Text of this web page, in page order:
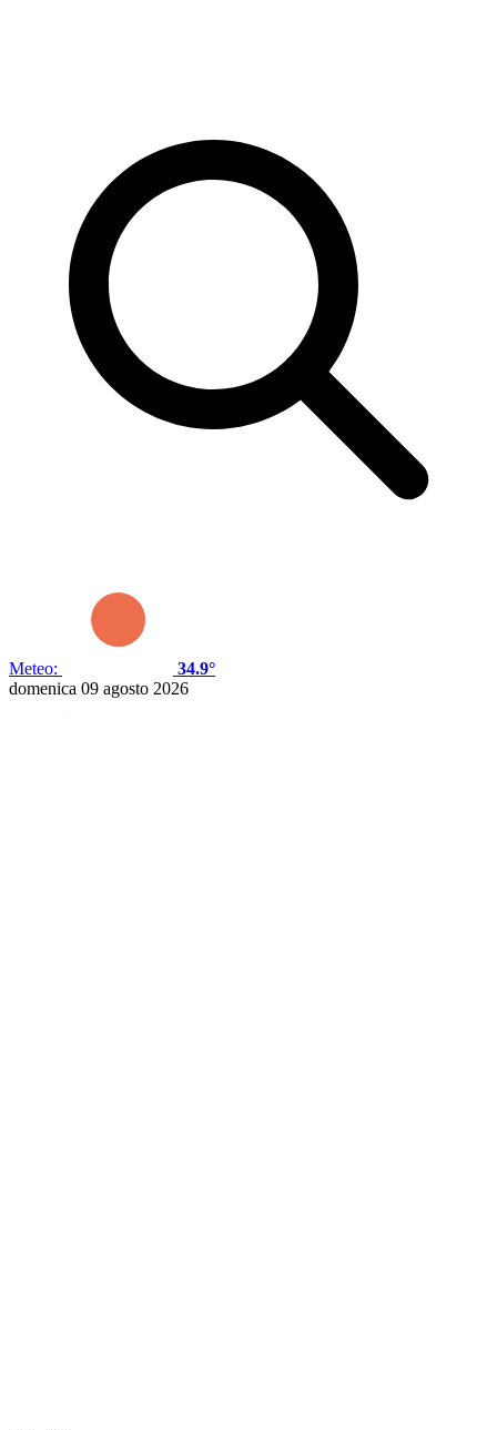
Meteo:
34.9°
domenica 09 agosto 2026